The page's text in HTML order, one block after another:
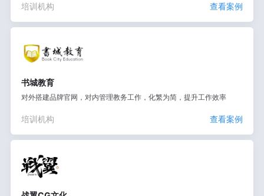
培训机构 查看案例
书城教育
对外搭建品牌官网，对内管理教务工作，化繁为简，提升工作效率
培训机构 查看案例